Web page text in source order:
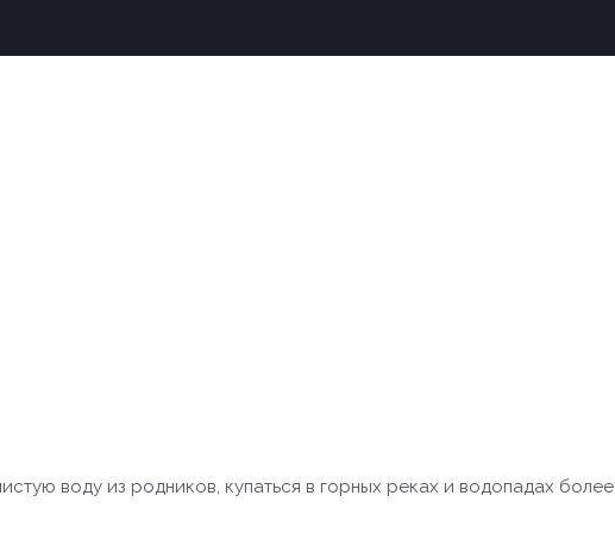
воду из родников, купаться в горных реках и водопадах